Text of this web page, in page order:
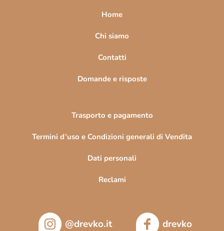
Home
Chi siamo
Contatti
Domande e risposte
Trasporto e pagamento
Termini d’uso e Condizioni generali di Vendita
Dati personali
Reclami
@drevko.it drevko